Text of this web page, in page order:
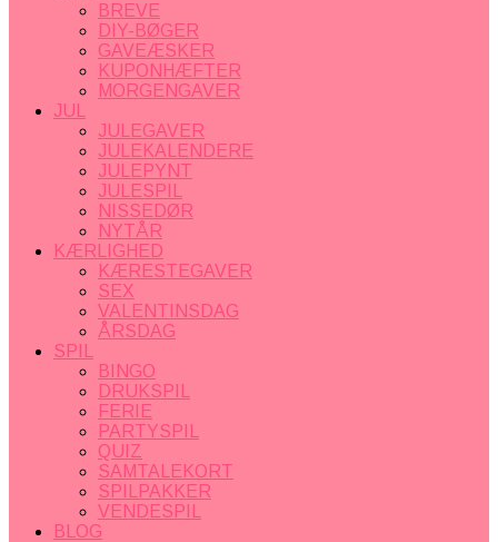
BREVE
DIY-BØGER
GAVEÆSKER
KUPONHÆFTER
MORGENGAVER
JUL
JULEGAVER
JULEKALENDERE
JULEPYNT
JULESPIL
NISSEDØR
NYTÅR
KÆRLIGHED
KÆRESTEGAVER
SEX
VALENTINSDAG
ÅRSDAG
SPIL
BINGO
DRUKSPIL
FERIE
PARTYSPIL
QUIZ
SAMTALEKORT
SPILPAKKER
VENDESPIL
BLOG